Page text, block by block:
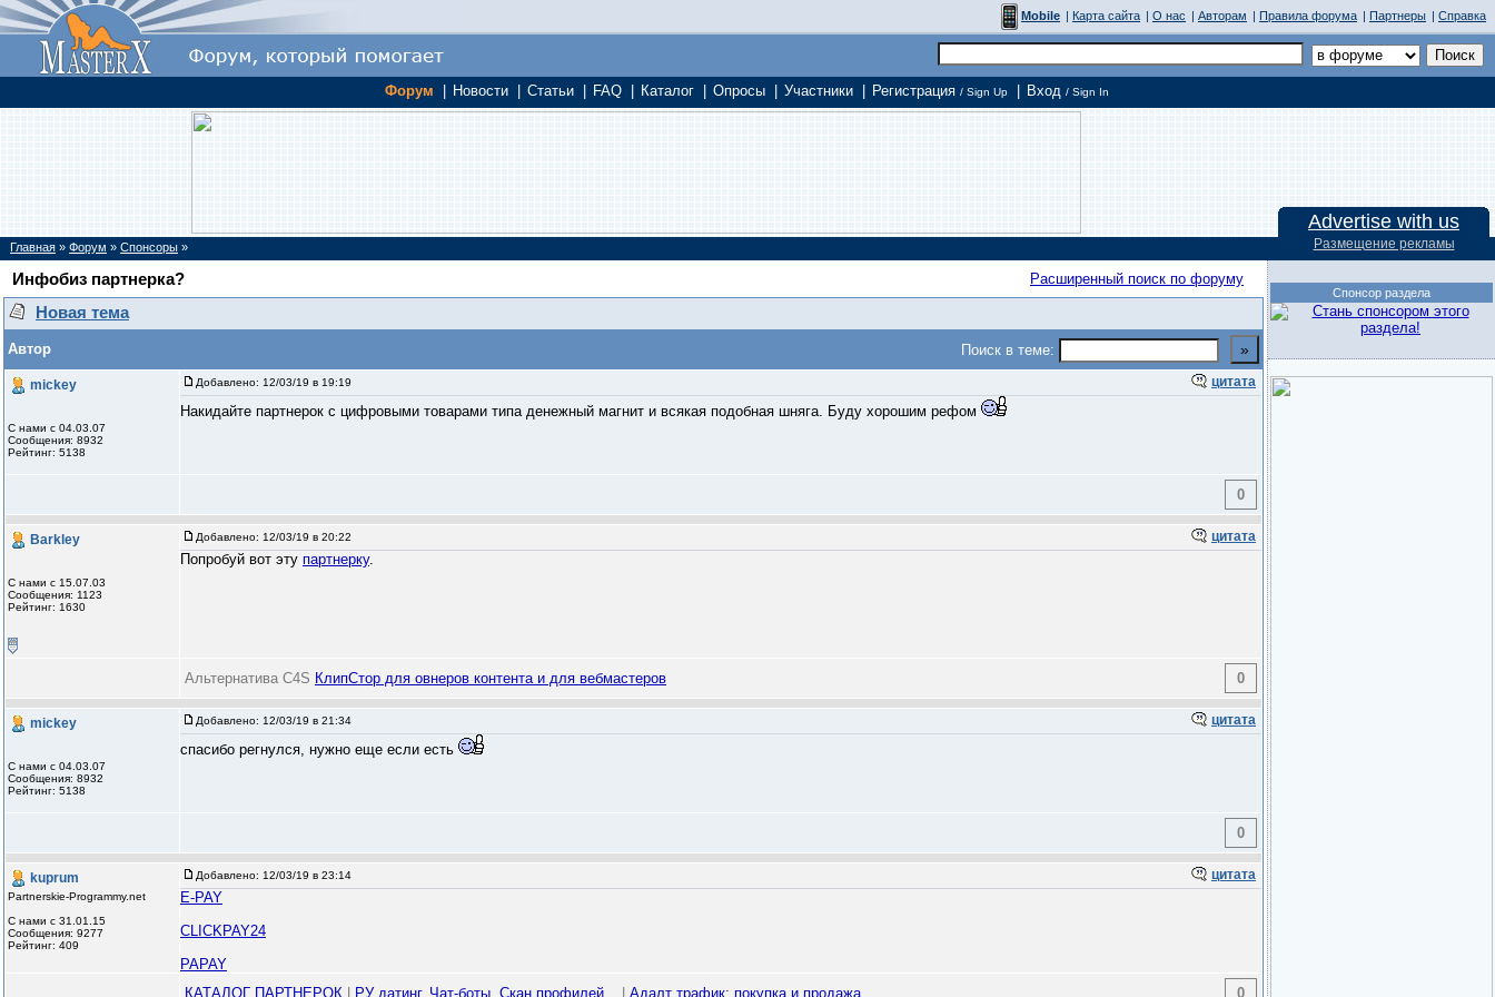
Mobile | Карта сайта | О нас | Авторам | Правила форума | Партнеры | Справка
Форум Новости Статьи FAQ Каталог Опросы Участники Регистрация / Sign Up Вход / Sign In
Advertise with us
Размещение рекламы
Главная » Форум » Спонсоры »
Инфобиз партнерка? Расширенный поиск по форуму
Новая тема
Автор Поиск в теме:
mickey
С нами с 04.03.07
Сообщения: 8932
Рейтинг: 5138
Добавлено: 12/03/19 в 19:19 цитата
Накидайте партнерок с цифровыми товарами типа денежный магнит и всякая подобная шняга. Буду хорошим рефом
0
Barkley
С нами с 15.07.03
Сообщения: 1123
Рейтинг: 1630
Добавлено: 12/03/19 в 20:22 цитата
Попробуй вот эту партнерку.
Альтернатива C4S КлипСтор для овнеров контента и для вебмастеров 0
mickey
С нами с 04.03.07
Сообщения: 8932
Рейтинг: 5138
Добавлено: 12/03/19 в 21:34 цитата
спасибо регнулся, нужно еще если есть
0
kuprum
Partnerskie-Programmy.net
С нами с 31.01.15
Сообщения: 9277
Рейтинг: 409
Добавлено: 12/03/19 в 23:14 цитата
E-PAY
CLICKPAY24
PAPAY
КАТАЛОГ ПАРТНЕРОК
РУ датинг, Чат-боты, Скан профилей... Адалт трафик: покупка и продажа 0
Спонсор раздела